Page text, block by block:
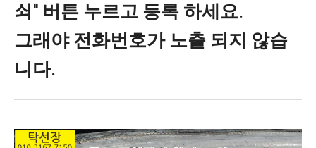
쇠" 버튼 누르고 등록 하세요.
그래야 전화번호가 노출 되지 않습
니다.